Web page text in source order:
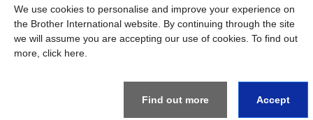
台灣 全球網路
隱私政策 造訪 Brother 全球網站
We use cookies to personalise and improve your experience on
the Brother International website. By continuing through the site
we will assume you are accepting our use of cookies. To find out
more, click here
Find out more Accept